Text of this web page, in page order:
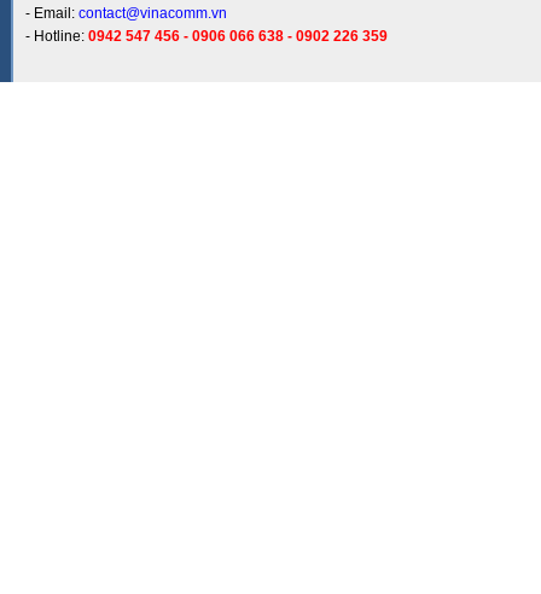
- Email: contact@vinacomm.vn
- Hotline: 0942 547 456 - 0906 066 638 - 0902 226 359